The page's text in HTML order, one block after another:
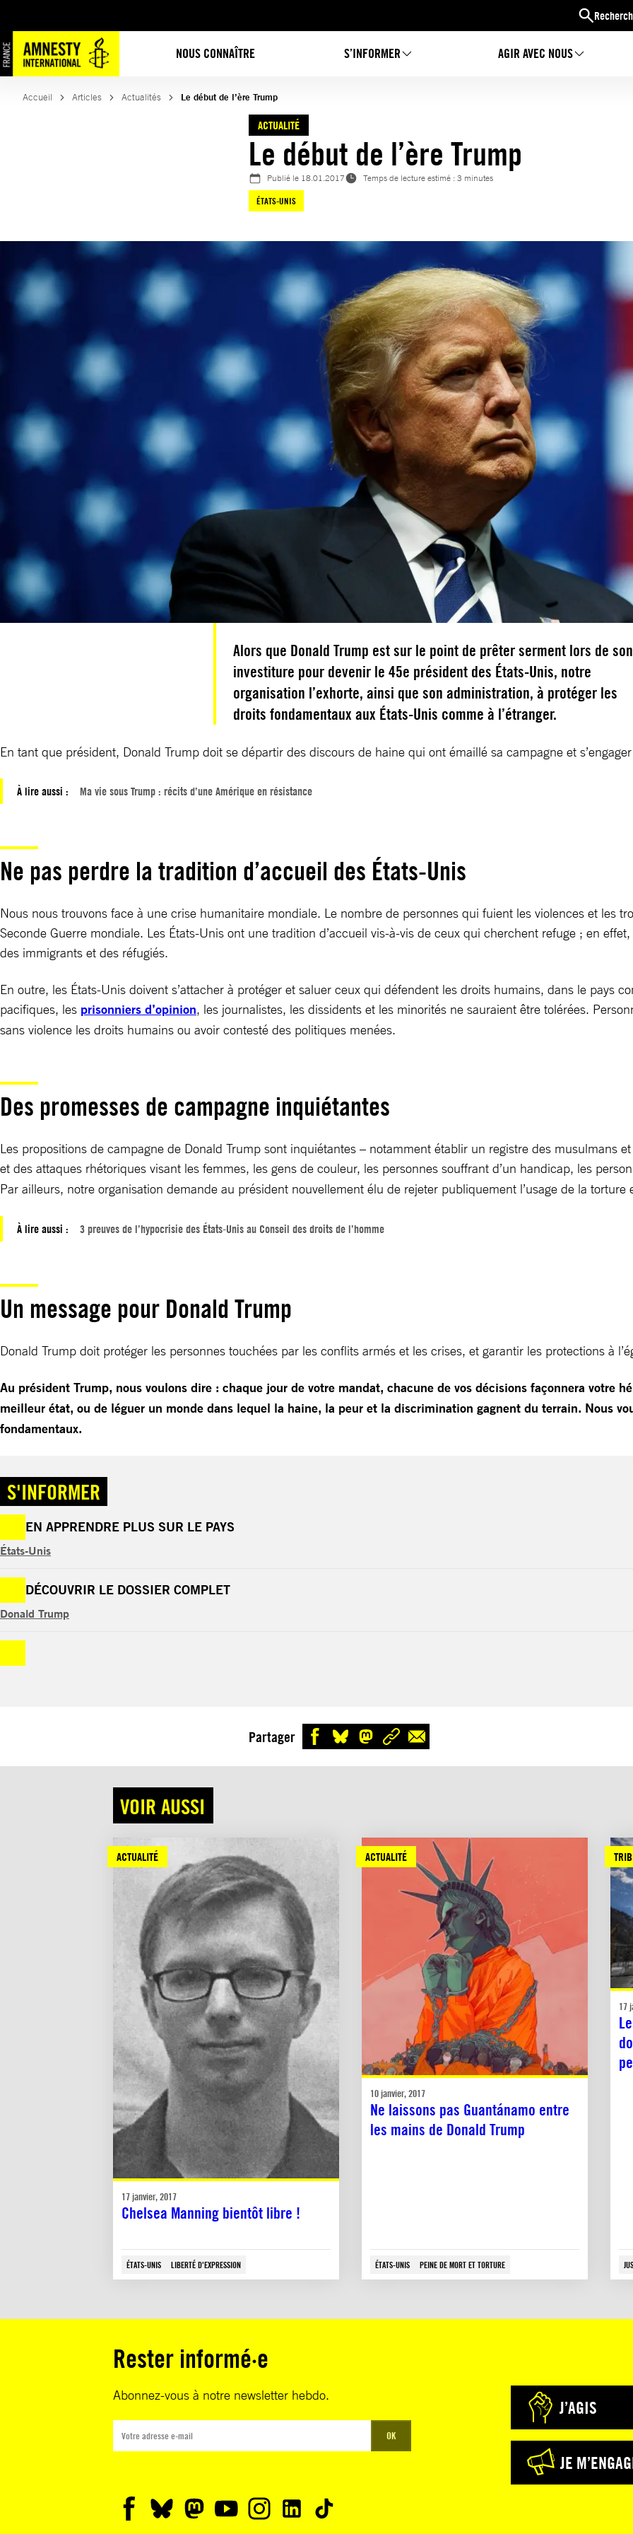
NOUS CONNAÎTRE S’INFORMER AGIR AVEC NOUS
au
contenu
Accueil Articles Actualités Le début de l’ère Trump
ACTUALITÉ
Le début de l’ère Trump
Publié le 18.01.2017
Temps de lecture estimé : 3 minutes
ÉTATS-UNIS
Alors que Donald Trump est sur le point de prêter serment lors de son
investiture pour devenir le 45e président des États-Unis, notre
organisation l’exhorte, ainsi que son administration, à protéger les
droits fondamentaux aux États-Unis comme à l’étranger.
En tant que président, Donald Trump doit se départir des discours de haine qui ont émaillé sa campagne et
À lire aussi : Ma vie sous Trump : récits d’une Amérique en résistance
Ne pas perdre la tradition d’accueil des États-Unis
Nous nous trouvons face à une crise humanitaire mondiale. Le nombre de personnes qui fuient les violences et les
Seconde Guerre mondiale. Les États-Unis ont une tradition d’accueil vis-à-vis de ceux qui cherchent refuge ; en
des immigrants et des réfugiés.
En outre, les États-Unis doivent s’attacher à protéger et saluer ceux qui défendent les droits humains, dans le pays
pacifiques, les prisonniers d’opinion, les journalistes, les dissidents et les minorités ne sauraient être tolérées.
sans violence les droits humains ou avoir contesté des politiques menées.
Des promesses de campagne inquiétantes
Les propositions de campagne de Donald Trump sont inquiétantes – notamment établir un registre des musulmans
et des attaques rhétoriques visant les femmes, les gens de couleur, les personnes souffrant d’un handicap, les
Par ailleurs, notre organisation demande au président nouvellement élu de rejeter publiquement l’usage de la torture
À lire aussi : 3 preuves de l’hypocrisie des États-Unis au Conseil des droits de l’homme
Un message pour Donald Trump
Donald Trump doit protéger les personnes touchées par les conflits armés et les crises, et garantir les protections à
Au président Trump, nous voulons dire : chaque jour de votre mandat, chacune de vos décisions façonnera votre
meilleur état, ou de léguer un monde dans lequel la haine, la peur et la discrimination gagnent du terrain. Nous
fondamentaux.
S'INFORMER
EN APPRENDRE PLUS SUR LE PAYS
États-Unis
DÉCOUVRIR LE DOSSIER COMPLET
Donald Trump
Partager
VOIR AUSSI
ACTUALITÉ
17 janvier, 2017
Chelsea Manning bientôt libre !
ÉTATS-UNIS LIBERTÉ D'EXPRESSION
ACTUALITÉ
10 janvier, 2017
Ne laissons pas Guantánamo entre
les mains de Donald Trump
ÉTATS-UNIS PEINE DE MORT ET TORTURE
17
Rester informé·e
Abonnez-vous à notre newsletter hebdo.
OK
J’AGIS
JE